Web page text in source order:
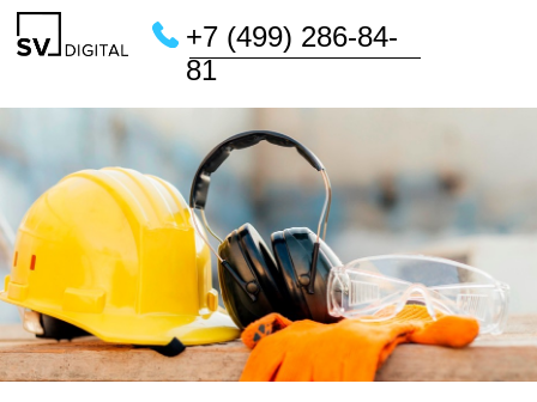
+7 (499) 286-84-